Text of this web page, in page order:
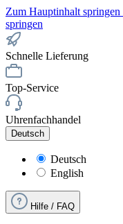
Zum Hauptinhalt springen
springen
Schnelle Lieferung
Top-Service
Uhrenfachhandel
Deutsch
Deutsch
English
Hilfe / FAQ